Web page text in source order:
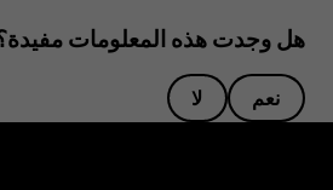
هل وجدت هذه المعلومات
نعم لا